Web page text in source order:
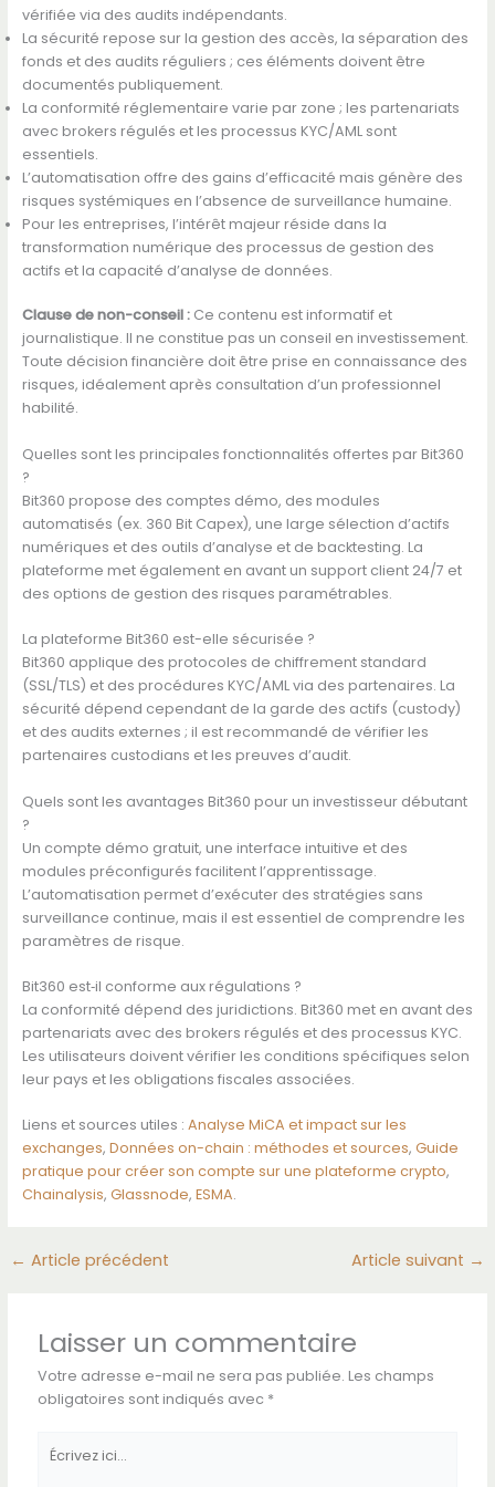
vérifiée via des audits indépendants.
La sécurité repose sur la gestion des accès, la séparation des
fonds et des audits réguliers ; ces éléments doivent être
documentés publiquement.
La conformité réglementaire varie par zone ; les partenariats
avec brokers régulés et les processus KYC/AML sont
essentiels.
L’automatisation offre des gains d’efficacité mais génère des
risques systémiques en l’absence de surveillance humaine.
Pour les entreprises, l’intérêt majeur réside dans la
transformation numérique des processus de gestion des
actifs et la capacité d’analyse de données.
Clause de non-conseil :Ce contenu est informatif et
journalistique. Il ne constitue pas un conseil en investissement.
Toute décision financière doit être prise en connaissance des
risques, idéalement après consultation d’un professionnel
habilité.
Quelles sont les principales fonctionnalités offertes par Bit360
?
Bit360 propose des comptes démo, des modules
automatisés (ex. 360 Bit Capex), une large sélection d’actifs
numériques et des outils d’analyse et de backtesting. La
plateforme met également en avant un support client 24/7 et
des options de gestion des risques paramétrables.
La plateforme Bit360 est-elle sécurisée ?
Bit360 applique des protocoles de chiffrement standard
(SSL/TLS) et des procédures KYC/AML via des partenaires. La
sécurité dépend cependant de la garde des actifs (custody)
et des audits externes ; il est recommandé de vérifier les
partenaires custodians et les preuves d’audit.
Quels sont les avantages Bit360 pour un investisseur débutant
?
Un compte démo gratuit, une interface intuitive et des
modules préconfigurés facilitent l’apprentissage.
L’automatisation permet d’exécuter des stratégies sans
surveillance continue, mais il est essentiel de comprendre les
paramètres de risque.
Bit360 est‑il conforme aux régulations ?
La conformité dépend des juridictions. Bit360 met en avant des
partenariats avec des brokers régulés et des processus KYC.
Les utilisateurs doivent vérifier les conditions spécifiques selon
leur pays et les obligations fiscales associées.
Liens et sources utiles : Analyse MiCA et impact sur les
exchanges, Données on-chain : méthodes et sources, Guide
pratique pour créer son compte sur une plateforme crypto,
Chainalysis, Glassnode, ESMA.
← Article précédent Article suivant →
Laisser un commentaire
Votre adresse e-mail ne sera pas publiée. Les champs
obligatoires sont indiqués avec *
Écrivez
ici…